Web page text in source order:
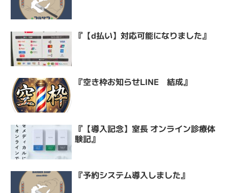
『【d払い】対応可能になりました』
『空き枠お知らせLINE 結成』
『【導入記念】室長 オンライン診療体
験記』
『予約システム導入しました』